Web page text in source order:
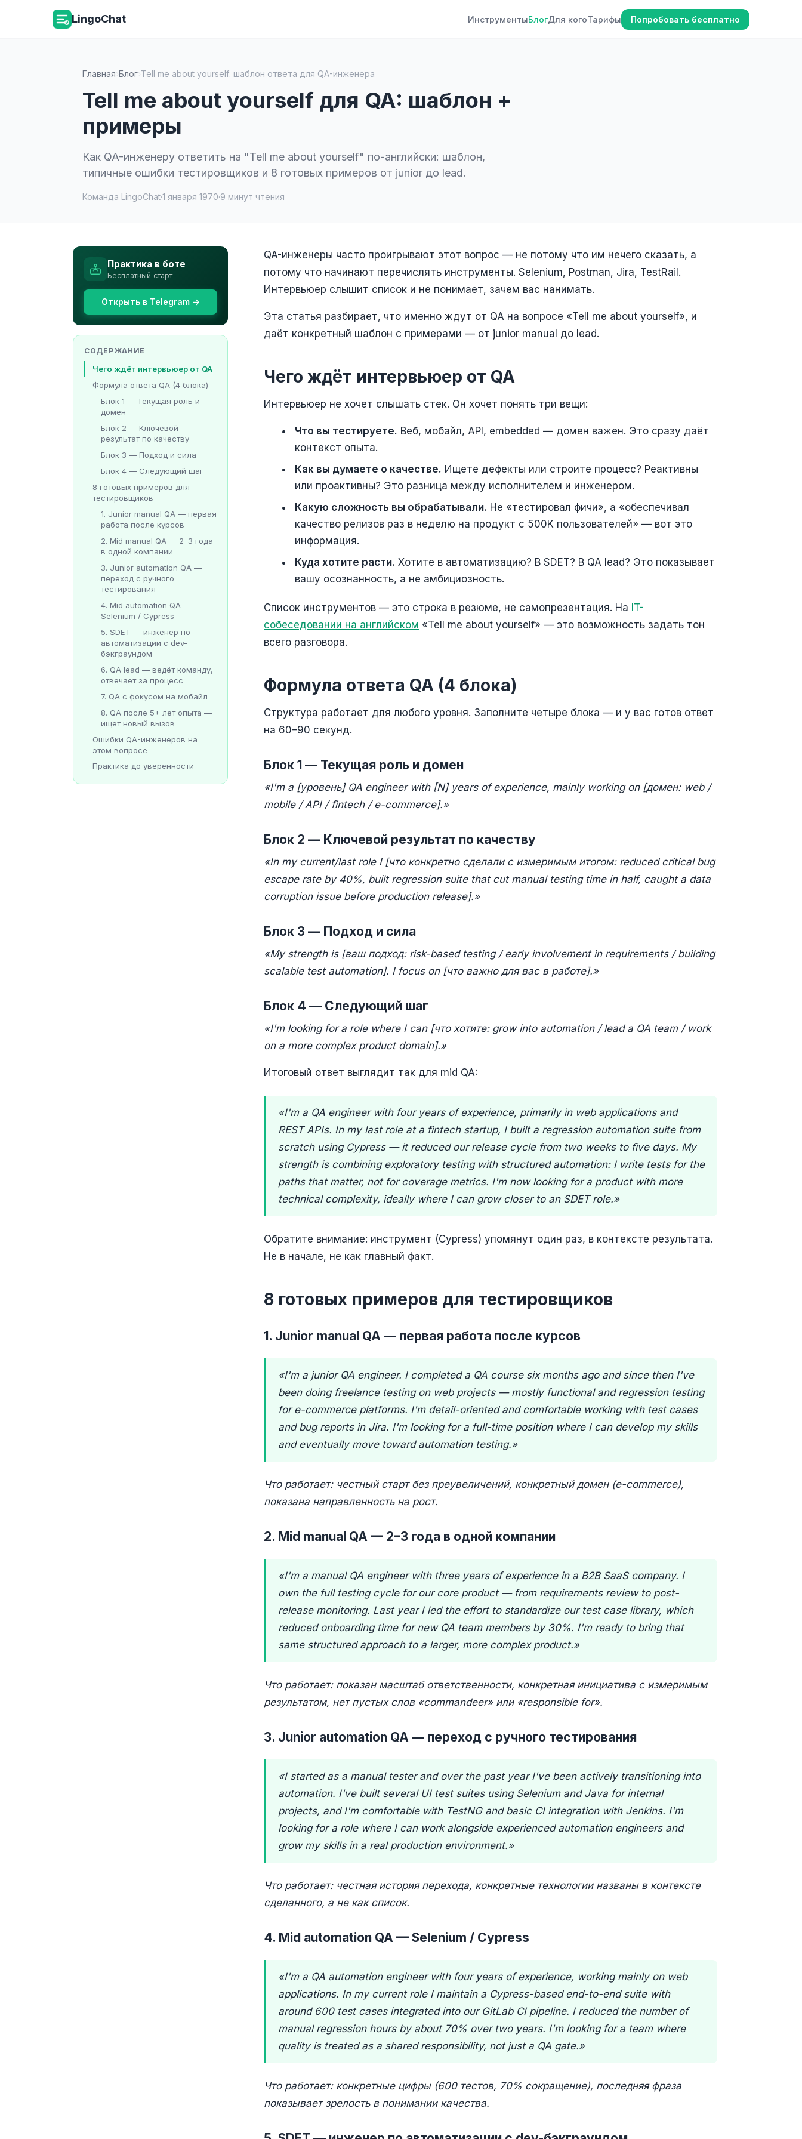
LingoChat ИнструментыБлогДля когоТарифы Попробовать бесплатно
Главная Блог Tell me about yourself: шаблон ответа для QA-инженера
Tell me about yourself для QA: шаблон +
примеры
Как QA-инженеру ответить на "Tell me about yourself" по-английски: шаблон,
типичные ошибки тестировщиков и 8 готовых примеров от junior до lead.
Команда LingoChat·1 января 1970·9 минут чтения
Практика в боте
Бесплатный старт
Открыть в Telegram →
СОДЕРЖАНИЕ
Чего ждёт интервьюер от QA
Формула ответа QA (4 блока)
Блок 1 — Текущая роль и
домен
Блок 2 — Ключевой
результат по качеству
Блок 3 — Подход и сила
Блок 4 — Следующий шаг
8 готовых примеров для
тестировщиков
1. Junior manual QA — первая
работа после курсов
2. Mid manual QA — 2–3 года
в одной компании
3. Junior automation QA —
переход с ручного
тестирования
4. Mid automation QA —
Selenium / Cypress
5. SDET — инженер по
автоматизации с dev-
бэкграундом
6. QA lead — ведёт команду,
отвечает за процесс
7. QA с фокусом на мобайл
8. QA после 5+ лет опыта —
ищет новый вызов
Ошибки QA-инженеров на
этом вопросе
Практика до уверенности
QA-инженеры часто проигрывают этот вопрос — не потому что им нечего сказать, а
потому что начинают перечислять инструменты. Selenium, Postman, Jira, TestRail.
Интервьюер слышит список и не понимает, зачем вас нанимать.
Эта статья разбирает, что именно ждут от QA на вопросе «Tell me about yourself», и
даёт конкретный шаблон с примерами — от junior manual до lead.
Чего ждёт интервьюер от QA
Интервьюер не хочет слышать стек. Он хочет понять три вещи:
Что вы тестируете. Веб, мобайл, API, embedded — домен важен. Это сразу даёт
контекст опыта.
Как вы думаете о качестве. Ищете дефекты или строите процесс? Реактивны
или проактивны? Это разница между исполнителем и инженером.
Какую сложность вы обрабатывали. Не «тестировал фичи», а «обеспечивал
качество релизов раз в неделю на продукт с 500K пользователей» — вот это
информация.
Куда хотите расти. Хотите в автоматизацию? В SDET? В QA lead? Это показывает
вашу осознанность, а не амбициозность.
Список инструментов — это строка в резюме, не самопрезентация. На IT-
собеседовании на английском «Tell me about yourself» — это возможность задать тон
всего разговора.
Формула ответа QA (4 блока)
Структура работает для любого уровня. Заполните четыре блока — и у вас готов ответ
на 60–90 секунд.
Блок 1 — Текущая роль и домен
«I'm a [уровень] QA engineer with [N] years of experience, mainly working on [домен: web /
mobile / API / fintech / e-commerce].»
Блок 2 — Ключевой результат по качеству
«In my current/last role I [что конкретно сделали с измеримым итогом: reduced critical bug
escape rate by 40%, built regression suite that cut manual testing time in half, caught a data
corruption issue before production release].»
Блок 3 — Подход и сила
«My strength is [ваш подход: risk-based testing / early involvement in requirements / building
scalable test automation]. I focus on [что важно для вас в работе].»
Блок 4 — Следующий шаг
«I'm looking for a role where I can [что хотите: grow into automation / lead a QA team / work
on a more complex product domain].»
Итоговый ответ выглядит так для mid QA:
«I'm a QA engineer with four years of experience, primarily in web applications and
REST APIs. In my last role at a fintech startup, I built a regression automation suite from
scratch using Cypress — it reduced our release cycle from two weeks to five days. My
strength is combining exploratory testing with structured automation: I write tests for the
paths that matter, not for coverage metrics. I'm now looking for a product with more
technical complexity, ideally where I can grow closer to an SDET role.»
Обратите внимание: инструмент (Cypress) упомянут один раз, в контексте результата.
Не в начале, не как главный факт.
8 готовых примеров для тестировщиков
1. Junior manual QA — первая работа после курсов
«I'm a junior QA engineer. I completed a QA course six months ago and since then I've
been doing freelance testing on web projects — mostly functional and regression testing
for e-commerce platforms. I'm detail-oriented and comfortable working with test cases
and bug reports in Jira. I'm looking for a full-time position where I can develop my skills
and eventually move toward automation testing.»
Что работает: честный старт без преувеличений, конкретный домен (e-commerce),
показана направленность на рост.
2. Mid manual QA — 2–3 года в одной компании
«I'm a manual QA engineer with three years of experience in a B2B SaaS company. I
own the full testing cycle for our core product — from requirements review to post-
release monitoring. Last year I led the effort to standardize our test case library, which
reduced onboarding time for new QA team members by 30%. I'm ready to bring that
same structured approach to a larger, more complex product.»
Что работает: показан масштаб ответственности, конкретная инициатива с измеримым
результатом, нет пустых слов «commandeer» или «responsible for».
3. Junior automation QA — переход с ручного тестирования
«I started as a manual tester and over the past year I've been actively transitioning into
automation. I've built several UI test suites using Selenium and Java for internal
projects, and I'm comfortable with TestNG and basic CI integration with Jenkins. I'm
looking for a role where I can work alongside experienced automation engineers and
grow my skills in a real production environment.»
Что работает: честная история перехода, конкретные технологии названы в контексте
сделанного, а не как список.
4. Mid automation QA — Selenium / Cypress
«I'm a QA automation engineer with four years of experience, working mainly on web
applications. In my current role I maintain a Cypress-based end-to-end suite with
around 600 test cases integrated into our GitLab CI pipeline. I reduced the number of
manual regression hours by about 70% over two years. I'm looking for a team where
quality is treated as a shared responsibility, not just a QA gate.»
Что работает: конкретные цифры (600 тестов, 70% сокращение), последняя фраза
показывает зрелость в понимании качества.